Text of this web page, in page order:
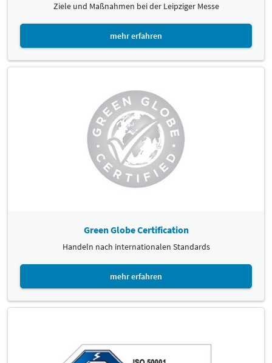
Ziele und Maßnahmen bei der Leipziger Messe
mehr erfahren
Green Globe Certification
Handeln nach internationalen Standards
mehr erfahren